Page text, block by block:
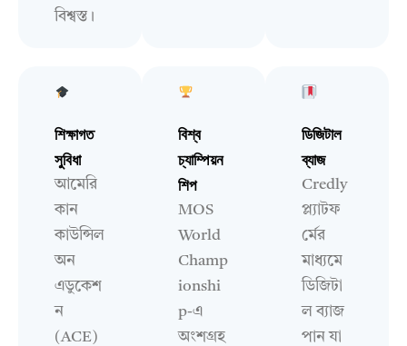
বিশ্বস্ত।
শিক্ষাগত
সুবিধা
আমেরি
কান
কাউন্সিল
অন
এডুকেশ
ন
(ACE)
বিশ্ব
চ্যাম্পিয়ন
শিপ
MOS
World
Champ
ionshi
p-এ
অংশগ্রহ
ডিজিটাল
ব্যাজ
Credly
প্ল্যাটফ
র্মের
মাধ্যমে
ডিজিটা
ল ব্যাজ
পান যা